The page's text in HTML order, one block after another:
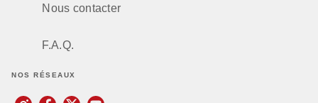
Nous contacter
F.A.Q.
NOS RÉSEAUX